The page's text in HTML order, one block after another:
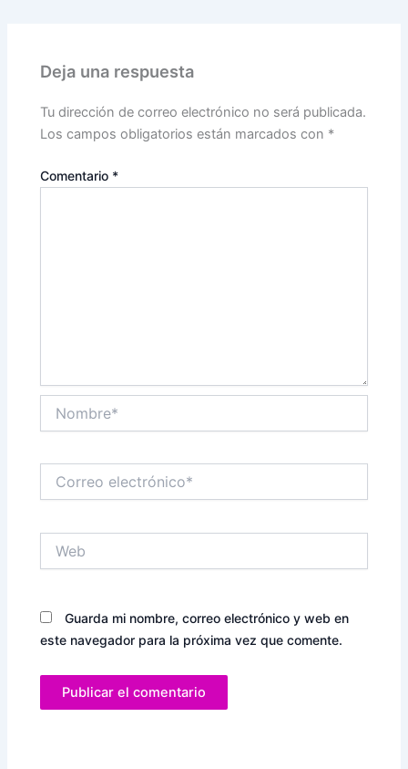
Deja una respuesta
Tu dirección de correo electrónico no será publicada.
Los campos obligatorios están marcados con *
Comentario *
electrónico*
Guarda mi nombre, correo electrónico y web en
este navegador para la próxima vez que comente.